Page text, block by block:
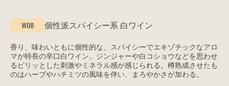
W08 個性派スパイシー系 白ワイン
香り、味わいともに個性的な、スパイシーでエキゾチックなアロ
マが特長の辛口白ワイン。ジンジャーや白コショウなどを思わせ
るピリッとした刺激やミネラル感が感じられる。樽熟成させたも
のはハーブやハチミツの風味を伴い、まろやかさが加わる。